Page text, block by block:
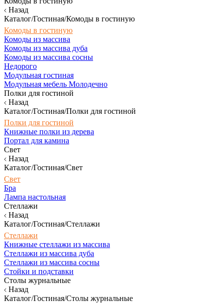
Назад
Каталог/Гостиная/Комоды в гостиную
Комоды в гостиную
Комоды из массива
Комоды из массива дуба
Комоды из массива сосны
Недорого
Модульная гостиная
Модульная мебель Молодечно
Полки для гостиной
Назад
Каталог/Гостиная/Полки для гостиной
Полки для гостиной
Книжные полки из дерева
Портал для камина
Свет
Назад
Каталог/Гостиная/Свет
Свет
Бра
Лампа настольная
Стеллажи
Назад
Каталог/Гостиная/Стеллажи
Стеллажи
Книжные стеллажи из массива
Стеллажи из массива дуба
Стеллажи из массива сосны
Стойки и подставки
Столы журнальные
Назад
Каталог/Гостиная/Столы журнальные